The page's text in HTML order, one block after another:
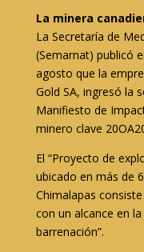
La minera
La Secretaría de
(Semarnat) publicó
agosto que la
Gold SA, ingresó la
Manifiesto de
minero clave
El “Proyecto de
ubicado en más de
Chimalapas
con un alcance en
barrenación”.